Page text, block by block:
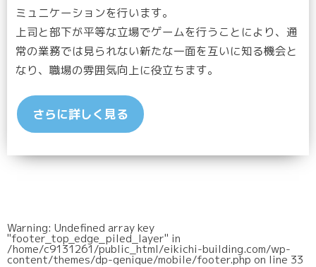
ミュニケーションを行います。
上司と部下が平等な立場でゲームを行うことにより、通
常の業務では見られない新たな一面を互いに知る機会と
なり、職場の雰囲気向上に役立ちます。
さらに詳しく見る
Warning: Undefined array key
"footer_top_edge_piled_layer" in
/home/c9131261/public_html/eikichi-building.com/wp-
content/themes/dp-genique/mobile/footer.php on line 33